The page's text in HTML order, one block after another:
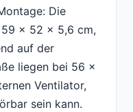
Die
59 x 52 x 5,6 cm,
auf der
liegen bei 56 x
Ventilator,
sein kann.